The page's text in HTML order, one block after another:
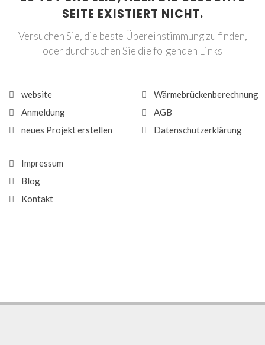
SEITE EXISTIERT NICHT.
Versuchen Sie, die beste Übereinstimmung zu finden,
oder durchsuchen Sie die folgenden Links
website
Anmeldung
neues Projekt erstellen
Wärmebrückenberechnung
AGB
Datenschutzerklärung
Impressum
Blog
Kontakt